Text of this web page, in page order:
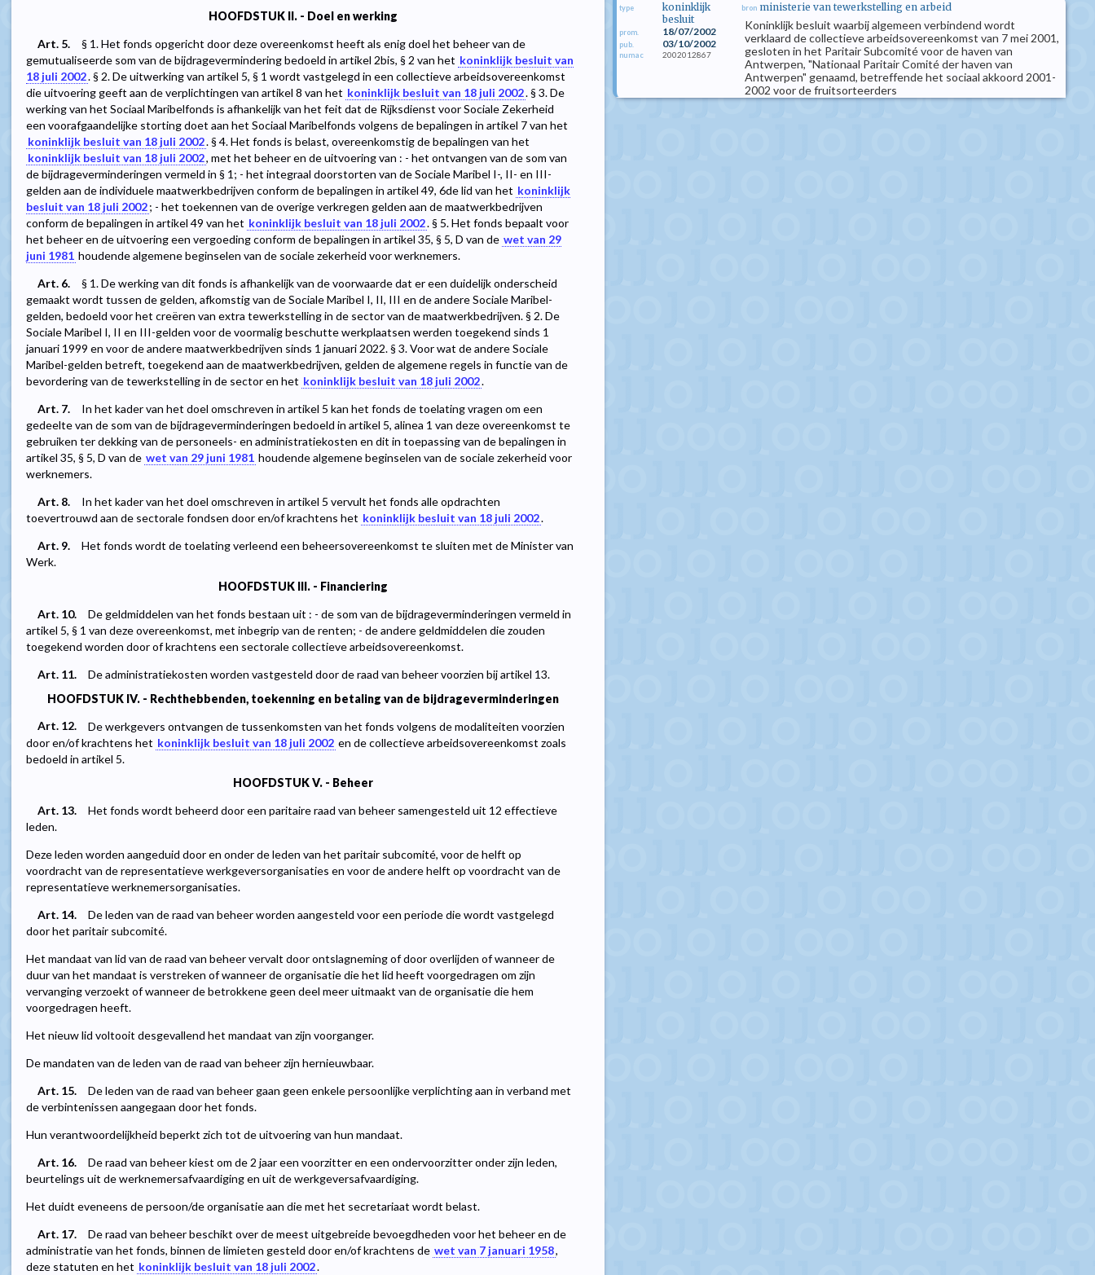
HOOFDSTUK II. - Doel en werking
Art. 5.
§ 1. Het fonds opgericht door deze overeenkomst heeft als enig doel het beheer van de
gemutualiseerde som van de bijdragevermindering bedoeld in artikel 2bis, § 2 van het koninklijk besluit van
18 juli 2002. § 2. De uitwerking van artikel 5, § 1 wordt vastgelegd in een collectieve arbeidsovereenkomst
die uitvoering geeft aan de verplichtingen van artikel 8 van het koninklijk besluit van 18 juli 2002. § 3. De
werking van het Sociaal Maribelfonds is afhankelijk van het feit dat de Rijksdienst voor Sociale Zekerheid
een voorafgaandelijke storting doet aan het Sociaal Maribelfonds volgens de bepalingen in artikel 7 van het
koninklijk besluit van 18 juli 2002. § 4. Het fonds is belast, overeenkomstig de bepalingen van het
koninklijk besluit van 18 juli 2002, met het beheer en de uitvoering van : - het ontvangen van de som van
de bijdrageverminderingen vermeld in § 1; - het integraal doorstorten van de Sociale Maribel I-, II- en III-
gelden aan de individuele maatwerkbedrijven conform de bepalingen in artikel 49, 6de lid van het koninklijk
besluit van 18 juli 2002; - het toekennen van de overige verkregen gelden aan de maatwerkbedrijven
conform de bepalingen in artikel 49 van het koninklijk besluit van 18 juli 2002. § 5. Het fonds bepaalt voor
het beheer en de uitvoering een vergoeding conform de bepalingen in artikel 35, § 5, D van de wet van 29
juni 1981 houdende algemene beginselen van de sociale zekerheid voor werknemers.
Art. 6.
§ 1. De werking van dit fonds is afhankelijk van de voorwaarde dat er een duidelijk onderscheid
gemaakt wordt tussen de gelden, afkomstig van de Sociale Maribel I, II, III en de andere Sociale Maribel-
gelden, bedoeld voor het creëren van extra tewerkstelling in de sector van de maatwerkbedrijven. § 2. De
Sociale Maribel I, II en III-gelden voor de voormalig beschutte werkplaatsen werden toegekend sinds 1
januari 1999 en voor de andere maatwerkbedrijven sinds 1 januari 2022. § 3. Voor wat de andere Sociale
Maribel-gelden betreft, toegekend aan de maatwerkbedrijven, gelden de algemene regels in functie van de
bevordering van de tewerkstelling in de sector en het koninklijk besluit van 18 juli 2002.
Art. 7.
In het kader van het doel omschreven in artikel 5 kan het fonds de toelating vragen om een
gedeelte van de som van de bijdrageverminderingen bedoeld in artikel 5, alinea 1 van deze overeenkomst te
gebruiken ter dekking van de personeels- en administratiekosten en dit in toepassing van de bepalingen in
artikel 35, § 5, D van de wet van 29 juni 1981 houdende algemene beginselen van de sociale zekerheid voor
werknemers.
Art. 8.
In het kader van het doel omschreven in artikel 5 vervult het fonds alle opdrachten
toevertrouwd aan de sectorale fondsen door en/of krachtens het koninklijk besluit van 18 juli 2002.
Art. 9.
Het fonds wordt de toelating verleend een beheersovereenkomst te sluiten met de Minister van
Werk.
HOOFDSTUK III. - Financiering
Art. 10.
De geldmiddelen van het fonds bestaan uit : - de som van de bijdrageverminderingen vermeld in
artikel 5, § 1 van deze overeenkomst, met inbegrip van de renten; - de andere geldmiddelen die zouden
toegekend worden door of krachtens een sectorale collectieve arbeidsovereenkomst.
Art. 11.
De administratiekosten worden vastgesteld door de raad van beheer voorzien bij artikel 13.
HOOFDSTUK IV. - Rechthebbenden, toekenning en betaling van de bijdrageverminderingen
Art. 12.
De werkgevers ontvangen de tussenkomsten van het fonds volgens de modaliteiten voorzien
door en/of krachtens het koninklijk besluit van 18 juli 2002 en de collectieve arbeidsovereenkomst zoals
bedoeld in artikel 5.
HOOFDSTUK V. - Beheer
Art. 13.
Het fonds wordt beheerd door een paritaire raad van beheer samengesteld uit 12 effectieve
leden.
Deze leden worden aangeduid door en onder de leden van het paritair subcomité, voor de helft op
voordracht van de representatieve werkgeversorganisaties en voor de andere helft op voordracht van de
representatieve werknemersorganisaties.
Art. 14.
De leden van de raad van beheer worden aangesteld voor een periode die wordt vastgelegd
door het paritair subcomité.
Het mandaat van lid van de raad van beheer vervalt door ontslagneming of door overlijden of wanneer de
duur van het mandaat is verstreken of wanneer de organisatie die het lid heeft voorgedragen om zijn
vervanging verzoekt of wanneer de betrokkene geen deel meer uitmaakt van de organisatie die hem
voorgedragen heeft.
Het nieuw lid voltooit desgevallend het mandaat van zijn voorganger.
De mandaten van de leden van de raad van beheer zijn hernieuwbaar.
Art. 15.
De leden van de raad van beheer gaan geen enkele persoonlijke verplichting aan in verband met
de verbintenissen aangegaan door het fonds.
Hun verantwoordelijkheid beperkt zich tot de uitvoering van hun mandaat.
Art. 16.
De raad van beheer kiest om de 2 jaar een voorzitter en een ondervoorzitter onder zijn leden,
beurtelings uit de werknemersafvaardiging en uit de werkgeversafvaardiging.
Het duidt eveneens de persoon/de organisatie aan die met het secretariaat wordt belast.
Art. 17.
De raad van beheer beschikt over de meest uitgebreide bevoegdheden voor het beheer en de
administratie van het fonds, binnen de limieten gesteld door en/of krachtens de wet van 7 januari 1958,
deze statuten en het koninklijk besluit van 18 juli 2002.
type
koninklijk
besluit
prom. 18/07/2002
pub. 03/10/2002
numac 2002012867
bron ministerie van tewerkstelling en arbeid
Koninklijk besluit waarbij algemeen verbindend wordt
verklaard de collectieve arbeidsovereenkomst van 7 mei 2001,
gesloten in het Paritair Subcomité voor de haven van
Antwerpen, "Nationaal Paritair Comité der haven van
Antwerpen" genaamd, betreffende het sociaal akkoord 2001-
2002 voor de fruitsorteerders